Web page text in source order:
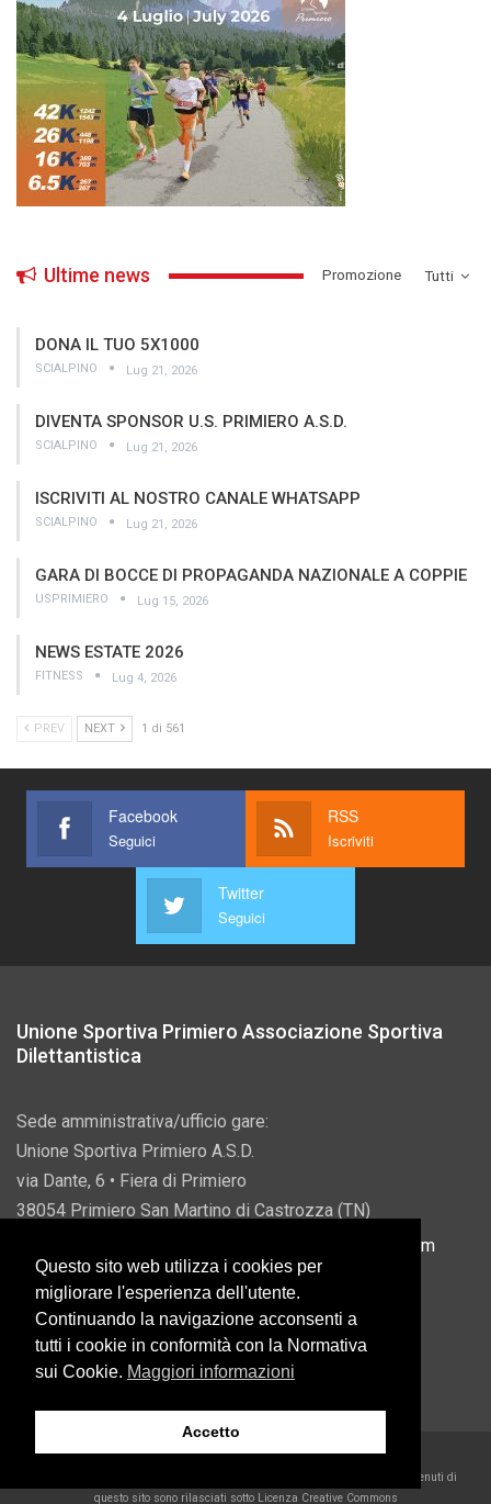
Tutti
Ultime news ­Promozione
DONA IL TUO 5X1000
SCIALPINO Lug 21, 2026
DIVENTA SPONSOR U.S. PRIMIERO A.S.D.
SCIALPINO Lug 21, 2026
ISCRIVITI AL NOSTRO CANALE WHATSAPP
SCIALPINO Lug 21, 2026
GARA DI BOCCE DI PROPAGANDA NAZIONALE A COPPIE
USPRIMIERO Lug 15, 2026
NEWS ESTATE 2026
FITNESS Lug 4, 2026
PREV NEXT 1 di 561
Facebook
Seguici
RSS
Iscriviti
Twitter
Seguici
Unione Sportiva Primiero Associazione Sportiva
Dilettantistica
Sede amministrativa/ufficio gare:
Unione Sportiva Primiero A.S.D.
via Dante, 6 • Fiera di Primiero
38054 Primiero San Martino di Castrozza (TN)
info@usprimiero.com
Vantaggi da Pubblica Amministrazione
Eccetto dove diversamente specificato, i contenuti di
questo sito sono rilasciati sotto Licenza Creative Commons
Questo sito web utilizza i cookies per
migliorare l'esperienza dell'utente.
Continuando la navigazione acconsenti a
tutti i cookie in conformità con la Normativa
sui Cookie. Maggiori informazioni
Accetto